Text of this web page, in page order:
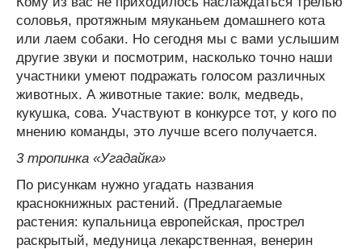
соловья, протяжным мяуканьем домашнего кота
или лаем собаки. Но сегодня мы с вами услышим
другие звуки и посмотрим, насколько точно наши
участники умеют подражать голосом различных
животных. А животные такие: волк, медведь,
кукушка, сова. Участвуют в конкурсе тот, у кого по
мнению команды, это лучше всего получается.
3 тропинка «Угадайка»
По рисункам нужно угадать названия
краснокнижных растений. (Предлагаемые
растения: купальница европейская, прострел
раскрытый, медуница лекарственная, венерин